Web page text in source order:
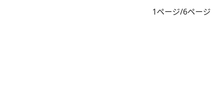
1ページ/6ページ